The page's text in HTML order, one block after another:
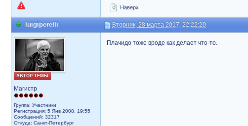
Наверх
luigiperelli Вторник, 28 марта 2017, 22:22:20
АВТОР ТЕМЫ
Магистр
Группа: Участники
Регистрация: 5 Янв 2008, 19:55
Сообщений: 32317
Откуда: Санкт-Петербург
Плачидо тоже вроде как делает что-то.